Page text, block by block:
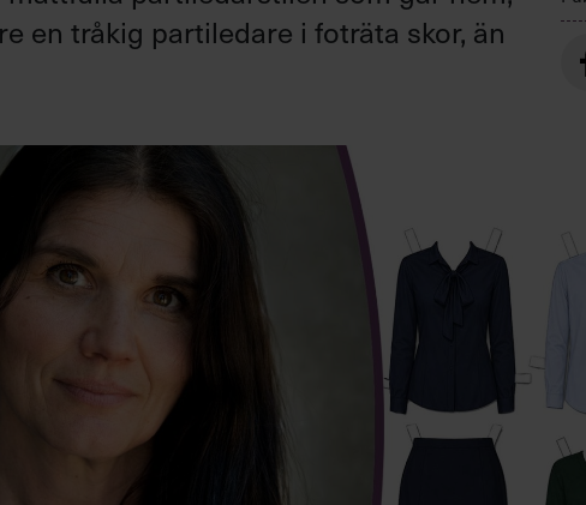
en tråkig partiledare i foträta skor, än